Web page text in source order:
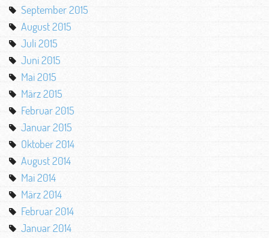
September 2015
August 2015
Juli 2015
Juni 2015
Mai 2015
März 2015
Februar 2015
Januar 2015
Oktober 2014
August 2014
Mai 2014
März 2014
Februar 2014
Januar 2014